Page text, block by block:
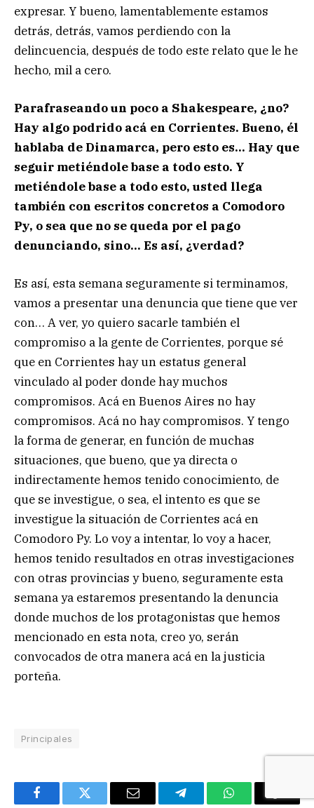
expresar. Y bueno, lamentablemente estamos
detrás, detrás, vamos perdiendo con la
delincuencia, después de todo este relato que le he
hecho, mil a cero.
Parafraseando un poco a Shakespeare, ¿no?
Hay algo podrido acá en Corrientes. Bueno, él
hablaba de Dinamarca, pero esto es… Hay que
seguir metiéndole base a todo esto. Y
metiéndole base a todo esto, usted llega
también con escritos concretos a Comodoro
Py, o sea que no se queda por el pago
denunciando, sino… Es así, ¿verdad?
Es así, esta semana seguramente si terminamos,
vamos a presentar una denuncia que tiene que ver
con… A ver, yo quiero sacarle también el
compromiso a la gente de Corrientes, porque sé
que en Corrientes hay un estatus general
vinculado al poder donde hay muchos
compromisos. Acá en Buenos Aires no hay
compromisos. Acá no hay compromisos. Y tengo
la forma de generar, en función de muchas
situaciones, que bueno, que ya directa o
indirectamente hemos tenido conocimiento, de
que se investigue, o sea, el intento es que se
investigue la situación de Corrientes acá en
Comodoro Py. Lo voy a intentar, lo voy a hacer,
hemos tenido resultados en otras investigaciones
con otras provincias y bueno, seguramente esta
semana ya estaremos presentando la denuncia
donde muchos de los protagonistas que hemos
mencionado en esta nota, creo yo, serán
convocados de otra manera acá en la justicia
porteña.
Principales
FacebookTwitter Email TelegramWhatsAppCopy